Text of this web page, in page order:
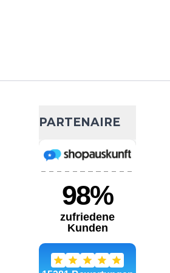
AJOUTER AU PANIER
- 15 %
PARTENAIRE